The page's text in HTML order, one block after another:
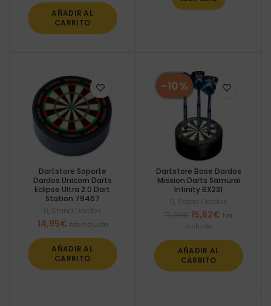
AÑADIR AL
CARRITO
Dartstore Soporte
Dardos Unicorn Darts
Eclipse Ultra 2.0 Dart
Station 79467
0 Stand Dardos
14,95€ Iva incluido
AÑADIR AL
CARRITO
-10%
Dartstore Base Dardos
Mission Darts Samurai
Infinity BX231
0 Stand Dardos
El
precio
era:
17,36€.
15,62€ El
15,62€.
Iva
incluido
AÑADIR AL
CARRITO